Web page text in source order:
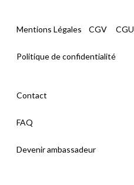
Mentions Légales CGV CGU
Politique de confidentialité
Contact
FAQ
Devenir ambassadeur